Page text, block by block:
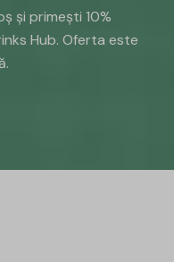
și primești 10%
Hub. Oferta este